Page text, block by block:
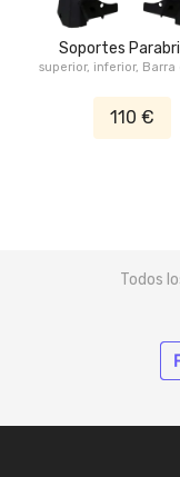
Soportes
superior, inferior, Barra
110 €
Todos